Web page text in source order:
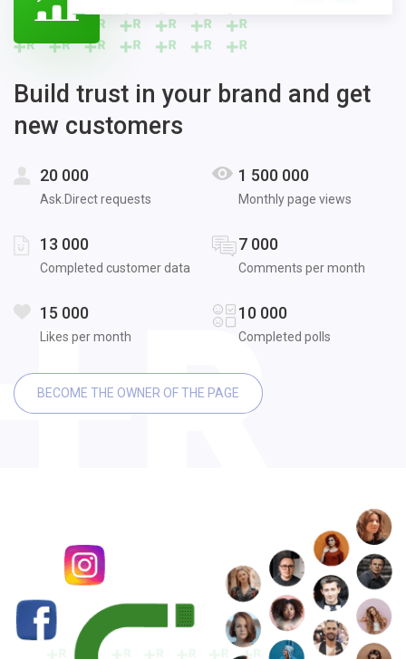
Build trust in your brand and get
new customers
20 000
Ask.Direct requests
1 500 000
Monthly page views
13 000
Completed customer data
7 000
Comments per month
15 000
Likes per month
10 000
Completed polls
BECOME THE OWNER OF THE PAGE